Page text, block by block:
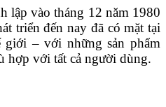
lập vào tháng 12 năm 1980
triển đến nay đã có mặt tại
giới – với những sản phẩm
hợp với tất cả người dùng.